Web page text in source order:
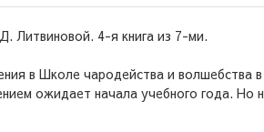
Литвиновой. 4-я книга из 7-ми.
в Школе чародейства и волшебства
ожидает начала учебного года.